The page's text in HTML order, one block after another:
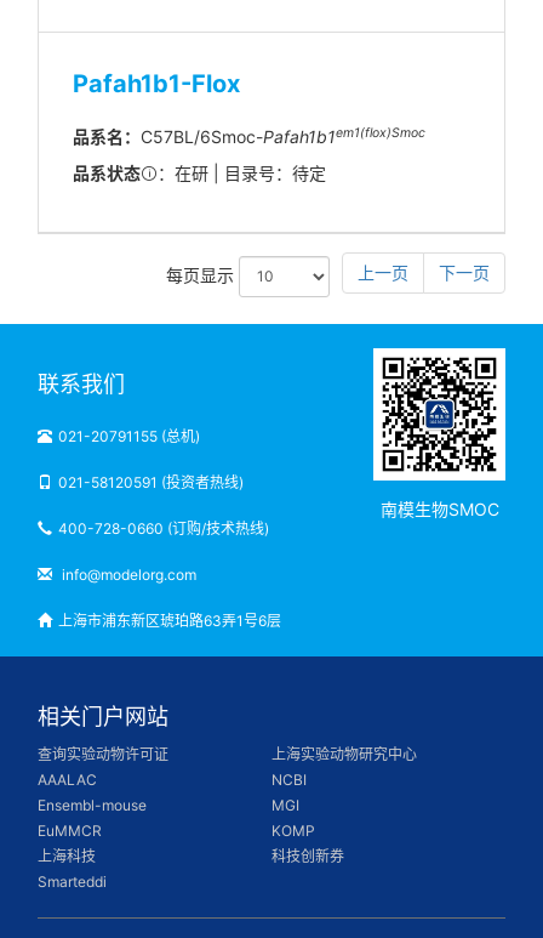
Pafah1b1-Flox
品系名： C57BL/6Smoc-Pafah1b1em1(flox)Smoc
品系状态 ：在研 | 目录号：待定
每页显示 上一页 下一页
联系我们
021-20791155 (总机)
021-58120591 (投资者热线)
400-728-0660 (订购/技术热线)
info@modelorg.com
上海市浦东新区琥珀路63弄1号6层
南模生物SMOC
相关门户网站
查询实验动物许可证
上海实验动物研究中心
AAALAC
NCBI
Ensembl-mouse
MGI
EuMMCR
KOMP
上海科技
科技创新券
Smarteddi